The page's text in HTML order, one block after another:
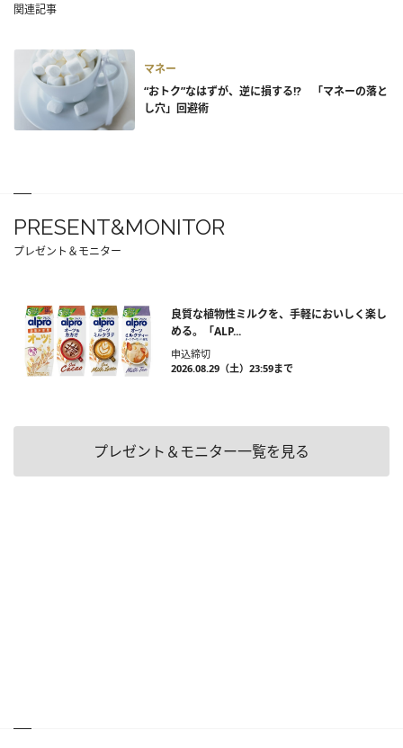
関連記事
マネー
“おトク”なはずが、逆に損する!? 「マネーの落と
し穴」回避術
PRESENT&MONITOR
プレゼント＆モニター
良質な植物性ミルクを、手軽においしく楽し
める。「ALP...
申込締切
2026.08.29（土）23:59まで
プレゼント＆モニター一覧を見る